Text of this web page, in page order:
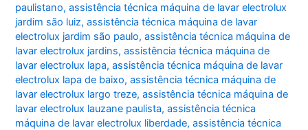
paulistano,assistência técnica máquina de lavar electrolux
jardim são luiz,assistência técnica máquina de lavar
electrolux jardim são paulo,assistência técnica máquina de
lavar electrolux jardins,assistência técnica máquina de
lavar electrolux lapa,assistência técnica máquina de lavar
electrolux lapa de baixo,assistência técnica máquina de
lavar electrolux largo treze,assistência técnica máquina de
lavar electrolux lauzane paulista,assistência técnica
máquina de lavar electrolux liberdade,assistência técnica